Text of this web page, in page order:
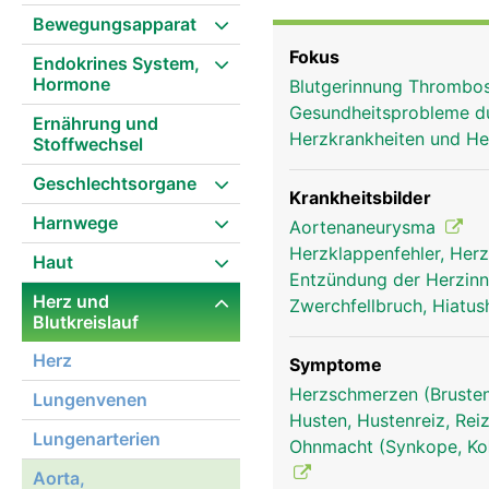
Bewegungsapparat
Endokrines System,
Hormone
Ernährung und
Stoffwechsel
Geschlechtsorgane
Harnwege
Haut
Herz und
Blutkreislauf
Herz
Lungenvenen
Lungenarterien
Aorta,
Gehirns und die beiden
aus der Aorta die
Bauchnabels teilt sich
Beckenorgane und der
Fokus
Blutgerinnung
Gesundheitsprobleme
Herzkrankheiten und
Krankheitsbilder
Aortenaneurysma
Herzklappenfehler,
Entzündung der
Zwerchfellbruch,
Symptome
Herzschmerzen
Husten, Hustenreiz,
Ohnmacht (Synkope,